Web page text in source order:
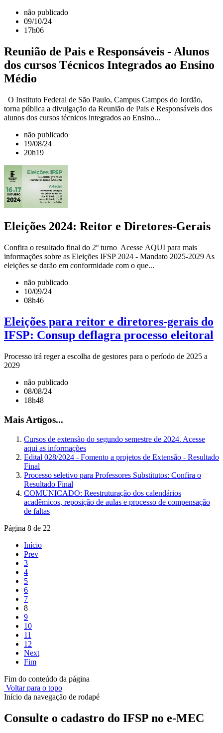
não publicado
09/10/24
17h06
Reunião de Pais e Responsáveis - Alunos
dos cursos Técnicos Integrados ao Ensino
Médio
O Instituto Federal de São Paulo, Campus Campos do Jordão,
torna pública a divulgação da Reunião de Pais e Responsáveis dos
alunos dos cursos técnicos integrados ao Ensino...
não publicado
19/08/24
20h19
Eleições 2024: Reitor e Diretores-Gerais
Confira o resultado final do 2º turno Acesse AQUI para mais
informações sobre as Eleições IFSP 2024 - Mandato 2025-2029 As
eleições se darão em conformidade com o que...
não publicado
10/09/24
08h46
Eleições para reitor e diretores-gerais do
IFSP: Consup deflagra processo eleitoral
Processo irá reger a escolha de gestores para o período de 2025 a
2029
não publicado
08/08/24
18h48
Mais Artigos...
Cursos de extensão do segundo semestre de 2024. Acesse
aqui as informações
Edital 028/2024 - Fomento a projetos de Extensão - Resultado
Final
Processo seletivo para Professores Substitutos: Confira o
Resultado Final
COMUNICADO: Reestruturação dos calendários
acadêmicos, reposição de aulas e processo de compensação
de faltas
Página 8 de 22
Início
Prev
3
4
5
6
7
8
9
10
11
12
Next
Fim
Fim do conteúdo da página
Voltar para o topo
Início da navegação de rodapé
Consulte o cadastro do IFSP no e-MEC